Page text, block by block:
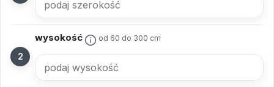
wysokość od 60 do 300 cm